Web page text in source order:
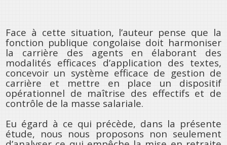
Face à cette situation, l’auteur pense que la
fonction publique congolaise doit harmoniser
la carrière des agents en élaborant des
modalités efficaces d’application des textes,
concevoir un système efficace de gestion de
carrière et mettre en place un dispositif
opérationnel de maîtrise des effectifs et de
contrôle de la masse salariale.
Eu égard à ce qui précède, dans la présente
étude, nous nous proposons non seulement